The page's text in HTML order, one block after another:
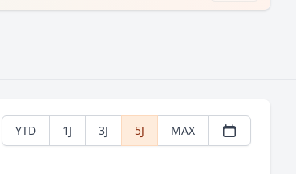
YTD 1J 3J 5J MAX